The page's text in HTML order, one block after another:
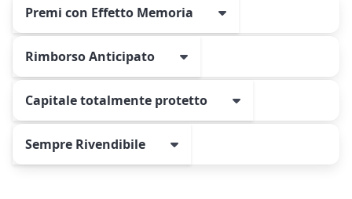
Premi con Effetto Memoria
Rimborso Anticipato
Capitale totalmente protetto
Sempre Rivendibile